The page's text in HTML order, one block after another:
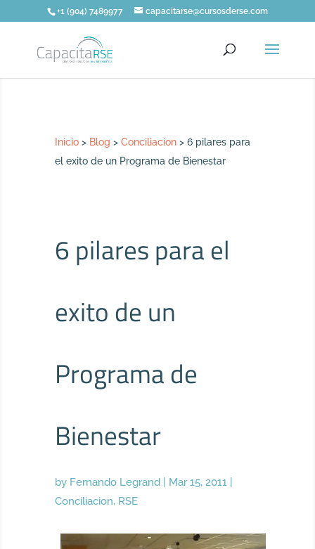
+1 (904) 7489977 capacitarse@cursosderse.com
Inicio > Blog >Conciliacion >6 pilares para
el exito de un Programa de Bienestar
6 pilares para el
exito de un
Programa de
Bienestar
by Fernando Legrand Mar 15, 2011
Conciliacion, RSE